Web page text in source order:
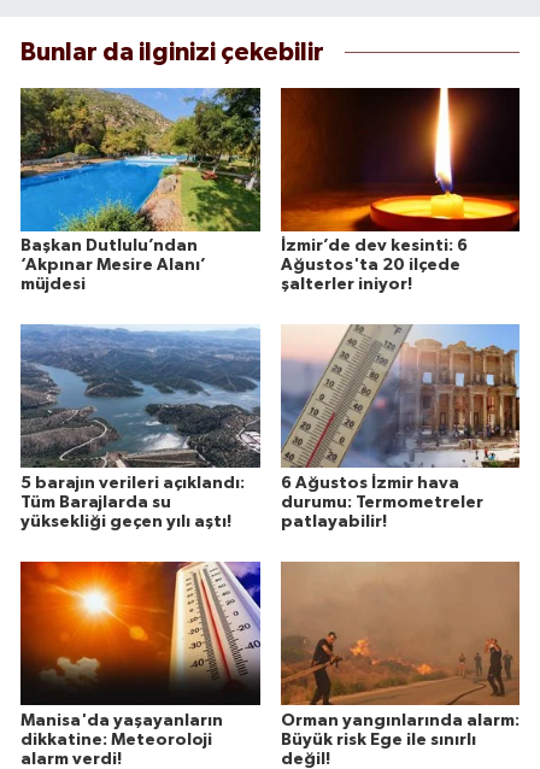
Bunlar da ilginizi çekebilir
Başkan Dutlulu’ndan
‘Akpınar Mesire Alanı’
müjdesi
İzmir’de dev kesinti: 6
Ağustos'ta 20 ilçede
şalterler iniyor!
5 barajın verileri açıklandı:
Tüm Barajlarda su
yüksekliği geçen yılı aştı!
6 Ağustos İzmir hava
durumu: Termometreler
patlayabilir!
Manisa'da yaşayanların
dikkatine: Meteoroloji
alarm verdi!
Orman yangınlarında alarm:
Büyük risk Ege ile sınırlı
değil!